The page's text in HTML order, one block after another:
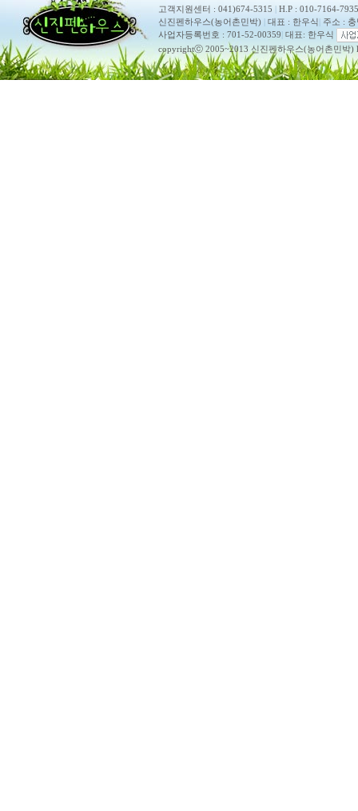
고객지원센터 : 041)674-5315 | H.P : 010-7164-7935
신진펜하우스(농어촌민박) | 대표 : 한우식| 주소 :
사업자등록번호 : 701-52-00359 대표: 한우식
copyrightⓒ 2005~2013 신진펜하우스(농어촌민박)